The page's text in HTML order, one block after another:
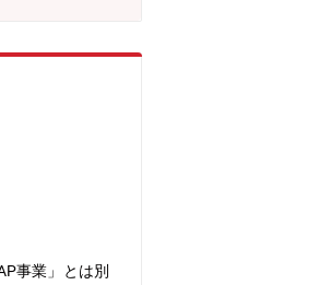
活用など、幅
界の発展へ
らに航空・宇
ー・プラン
唯一の財産で
により、社員
事業」とは別